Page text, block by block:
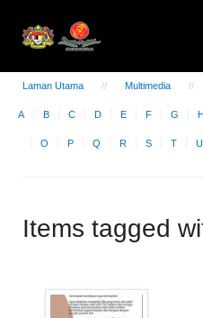
Laman Utama Multimedia
A B C D E F G H
O P Q R S T U
Items tagged